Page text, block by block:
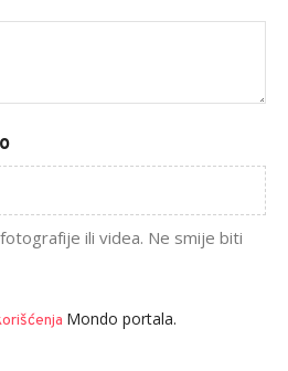
ili videa. Ne smije biti
Mondo portala.